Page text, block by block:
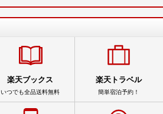
楽天ブックス
いつでも全品送料無料
楽天トラベル
簡単宿泊予約！